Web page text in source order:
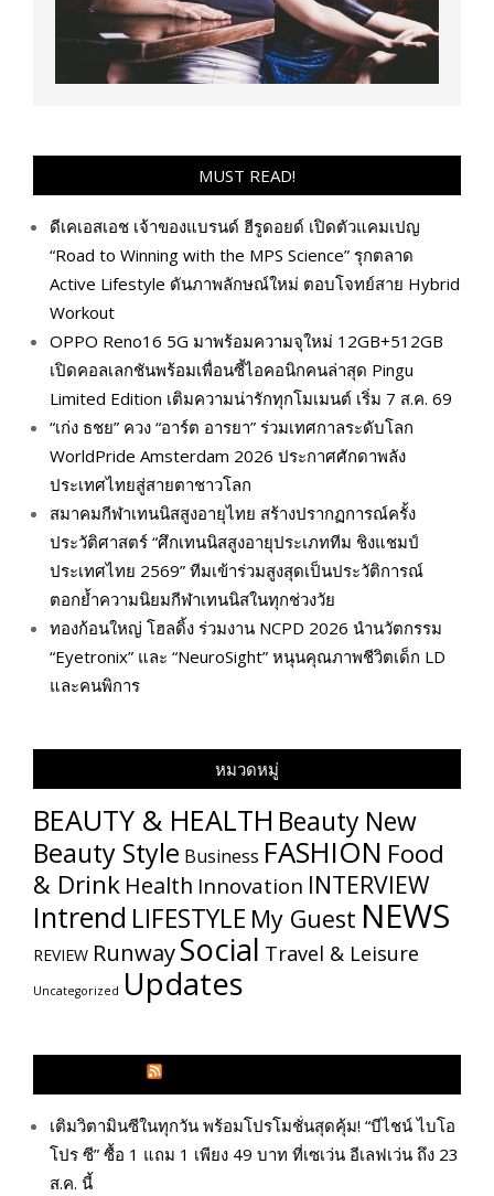
MUST READ!
ดีเคเอสเอช เจ้าของแบรนด์ ฮีรูดอยด์ เปิดตัวแคมเปญ
“Road to Winning with the MPS Science” รุกตลาด
Active Lifestyle ดันภาพลักษณ์ใหม่ ตอบโจทย์สาย Hybrid
Workout
OPPO Reno16 5G มาพร้อมความจุใหม่ 12GB+512GB
เปิดคอลเลกชันพร้อมเพื่อนซี้ไอคอนิกคนล่าสุด Pingu
Limited Edition เติมความน่ารักทุกโมเมนต์ เริ่ม 7 ส.ค. 69
“เก่ง ธชย” ควง “อาร์ต อารยา” ร่วมเทศกาลระดับโลก
WorldPride Amsterdam 2026 ประกาศศักดาพลัง
ประเทศไทยสู่สายตาชาวโลก
สมาคมกีฬาเทนนิสสูงอายุไทย สร้างปรากฏการณ์ครั้ง
ประวัติศาสตร์ “ศึกเทนนิสสูงอายุประเภททีม ชิงแชมป์
ประเทศไทย 2569” ทีมเข้าร่วมสูงสุดเป็นประวัติการณ์
ตอกย้ำความนิยมกีฬาเทนนิสในทุกช่วงวัย
ทองก้อนใหญ่ โฮลดิ้ง ร่วมงาน NCPD 2026 นำนวัตกรรม
“Eyetronix” และ “NeuroSight” หนุนคุณภาพชีวิตเด็ก LD
และคนพิการ
หมวดหมู่
BEAUTY & HEALTH Beauty New
Beauty Style Business FASHION Food
& Drink Health Innovation INTERVIEW
Intrend LIFESTYLE My​ Guest NEWS
REVIEW RunwaySocial Travel & Leisure
Uncategorized Updates
เติมวิตามินซีในทุกวัน พร้อมโปรโมชั่นสุดคุ้ม! “บีไชน์ ไบโอ
โปร ซี” ซื้อ 1 แถม 1 เพียง 49 บาท ที่เซเว่น อีเลฟเว่น ถึง 23
ส.ค. นี้